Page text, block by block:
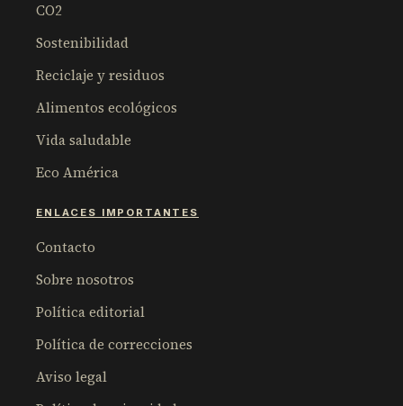
CO2
Sostenibilidad
Reciclaje y residuos
Alimentos ecológicos
Vida saludable
Eco América
ENLACES IMPORTANTES
Contacto
Sobre nosotros
Política editorial
Política de correcciones
Aviso legal